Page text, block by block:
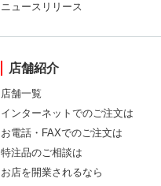
ニュースリリース
店舗紹介
店舗一覧
インターネットでのご注文は
お電話・FAXでのご注文は
特注品のご相談は
お店を開業されるなら